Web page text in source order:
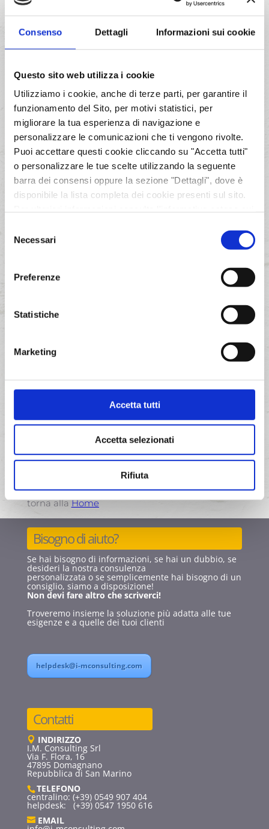
Consenso Dettagli Informazioni sui cookie
Questo sito web utilizza i cookie
Utilizziamo i cookie, anche di terze parti, per garantire il
funzionamento del Sito, per motivi statistici, per
migliorare la tua esperienza di navigazione e
personalizzare le comunicazioni che ti vengono rivolte.
Puoi accettare questi cookie cliccando su "Accetta tutti"
o personalizzare le tue scelte utilizzando la seguente
barra dei consensi oppure la sezione "Dettagli", dove è
disponibile la lista completa dei cookie presenti sul sito.
delNecessari
Preferenze
Statistiche
Marketing
Accetta tutti
Accetta selezionati
Rifiuta
Servizi Attivi: Hosting e Manutenzione
Attività: Sviluppo eCommerce,
Personalizzazione Template, Personalizzazione
Plugin, Sincronizzazione da gestionale dei
verso gestionale (file CSV)
MAGENTO 2.0
Nostro Riferimento:1990 srl
Contattaci subito e valutiamo insieme la
soluzione adatta alle tue esigenze!
Contattaci ora!
torna allaHome
Bisogno di aiuto?
Se hai bisogno di informazioni, se hai un dubbio, se
desideri la nostra consulenza
personalizzata o se semplicemente hai bisogno di un
consiglio, siamo a disposizione!
Non devi fare altro che scriverci!
Troveremo insieme la soluzione più adatta alle tue
esigenze e a quelle dei tuoi clienti
helpdesk@i-mconsulting.com
Contatti
INDIRIZZO
I.M. Consulting Srl
Via F. Flora, 16
47895 Domagnano
Repubblica di San Marino
TELEFONO
centralino: (+39) 0549 907 404
helpdesk: (+39) 0547 1950 616
EMAIL